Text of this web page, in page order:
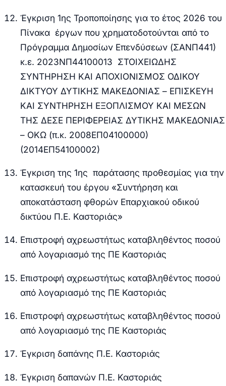
Έγκριση 1ης Τροποποίησης για το έτος 2026 του
Πίνακα έργων που χρηματοδοτούνται από το
Πρόγραμμα Δημοσίων Επενδύσεων (ΣΑΝΠ441)
κ.ε. 2023ΝΠ44100013 ΣΤΟΙΧΕΙΩΔΗΣ
ΣΥΝΤΗΡΗΣΗ ΚΑΙ ΑΠΟΧΙΟΝΙΣΜΟΣ ΟΔΙΚΟΥ
ΔΙΚΤΥΟΥ ΔΥΤΙΚΗΣ ΜΑΚΕΔΟΝΙΑΣ – ΕΠΙΣΚΕΥΗ
ΚΑΙ ΣΥΝΤΗΡΗΣΗ ΕΞΟΠΛΙΣΜΟΥ ΚΑΙ ΜΕΣΩΝ
ΤΗΣ ΔΕΣΕ ΠΕΡΙΦΕΡΕΙΑΣ ΔΥΤΙΚΗΣ ΜΑΚΕΔΟΝΙΑΣ
– ΟΚΩ (π.κ. 2008ΕΠ04100000)
(2014ΕΠ54100002)
Έγκριση της 1ης παράτασης προθεσμίας για την
κατασκευή του έργου «Συντήρηση και
αποκατάσταση φθορών Επαρχιακού οδικού
δικτύου Π.Ε. Καστοριάς»
Επιστροφή αχρεωστήτως καταβληθέντος ποσού
από λογαριασμό της ΠΕ Καστοριάς
Επιστροφή αχρεωστήτως καταβληθέντος ποσού
από λογαριασμό της ΠΕ Καστοριάς
Επιστροφή αχρεωστήτως καταβληθέντος ποσού
από λογαριασμό της ΠΕ Καστοριάς
Έγκριση δαπάνης Π.Ε. Καστοριάς
Έγκριση δαπανών Π.Ε. Καστοριάς